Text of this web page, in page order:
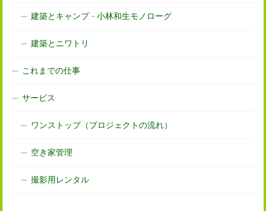
建築とキャンプ – 小林和生モノローグ
建築とニワトリ
これまでの仕事
サービス
ワンストップ（プロジェクトの流れ）
空き家管理
撮影用レンタル